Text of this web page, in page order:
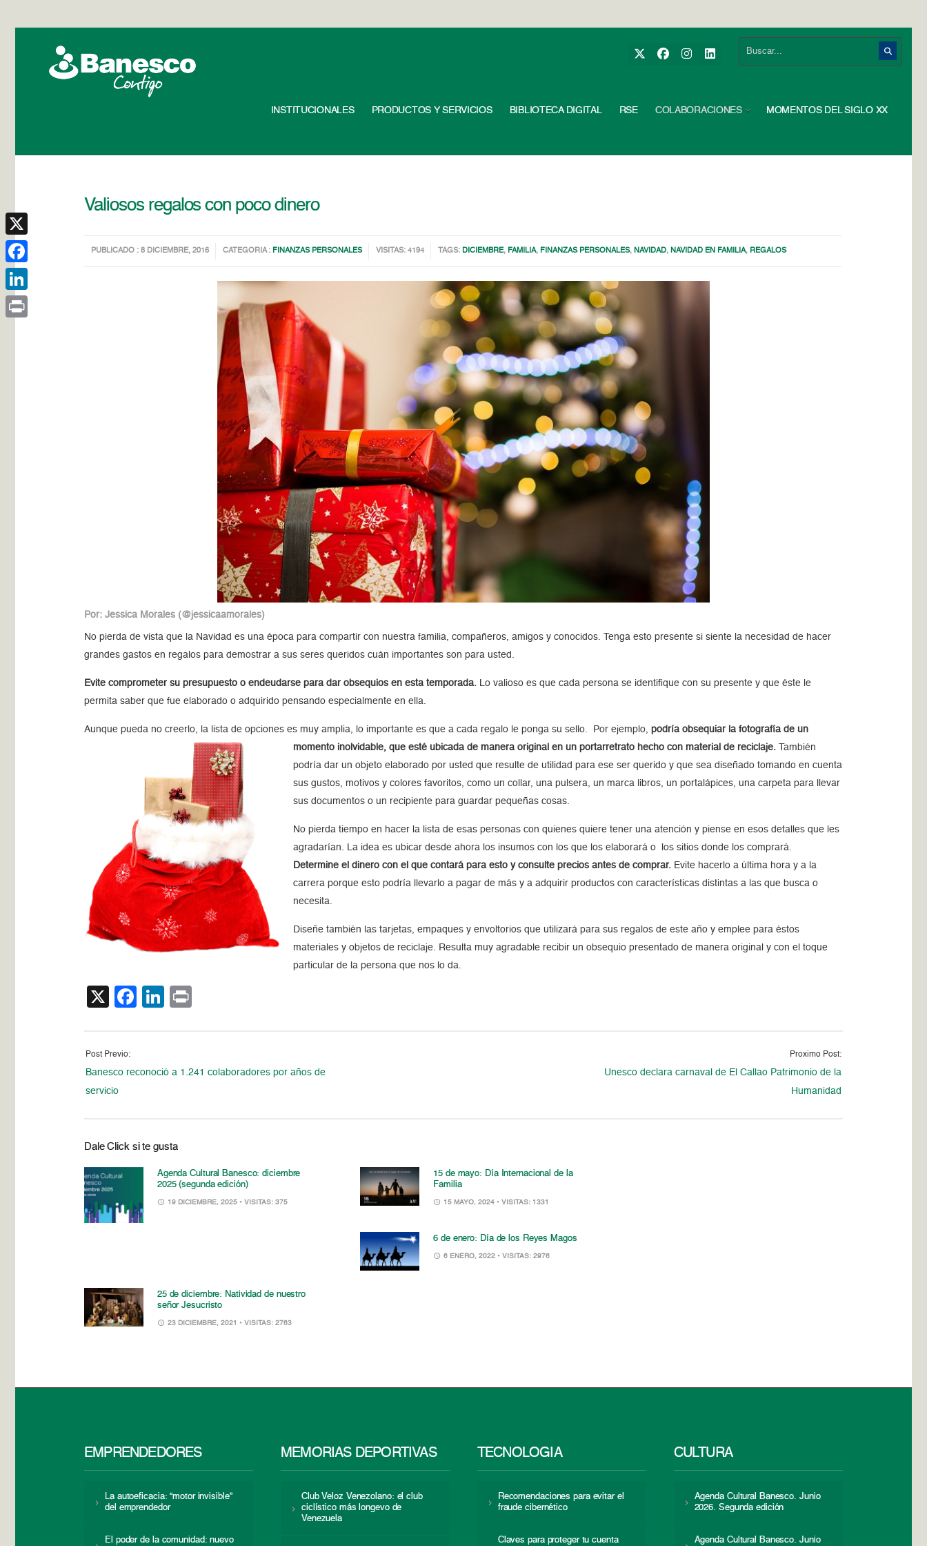
INSTITUCIONALES PRODUCTOS Y SERVICIOS BIBLIOTECA DIGITAL RSE COLABORACIONES MOMENTOS DEL SIGLO XX
Valiosos regalos con poco dinero
PUBLICADO : 8 DICIEMBRE, 2016 CATEGORIA : FINANZAS PERSONALES VISITAS: 4194 TAGS: DICIEMBRE, FAMILIA, FINANZAS PERSONALES, NAVIDAD, NAVIDAD EN FAMILIA, REGALOS
Por: Jessica Morales (@jessicaamorales)
No pierda de vista que la Navidad es una época para compartir con nuestra familia, compañeros, amigos y conocidos. Tenga esto presente si siente la necesidad de hacer
grandes gastos en regalos para demostrar a sus seres queridos cuán importantes son para usted.
Evite comprometer su presupuesto o endeudarse para dar obsequios en esta temporada. Lo valioso es que cada persona se identifique con su presente y que éste le
permita saber que fue elaborado o adquirido pensando especialmente en ella.
Aunque pueda no creerlo, la lista de opciones es muy amplia, lo importante es que a cada regalo le ponga su sello. Por ejemplo,podría obsequiar la fotografía de un
momento inolvidable, que esté ubicada de manera original en un portarretrato hecho con material de reciclaje. También
podría dar un objeto elaborado por usted que resulte de utilidad para ese ser querido y que sea diseñado tomando en cuenta
sus gustos, motivos y colores favoritos, como un collar, una pulsera, un marca libros, un portalápices, una carpeta para llevar
sus documentos o un recipiente para guardar pequeñas cosas.
No pierda tiempo en hacer la lista de esas personas con quienes quiere tener una atención y piense en esos detalles que les
agradarían. La idea es ubicar desde ahora los insumos con los que los elaborará o los sitios donde los comprará.
Determine el dinero con el que contará para esto y consulte precios antes de comprar. Evite hacerlo a última hora y a la
carrera porque esto podría llevarlo a pagar de más y a adquirir productos con características distintas a las que busca o
necesita.
Diseñe también las tarjetas, empaques y envoltorios que utilizará para sus regalos de este año y emplee para éstos
materiales y objetos de reciclaje. Resulta muy agradable recibir un obsequio presentado de manera original y con el toque
particular de la persona que nos lo da.
X Facebook
LinkedIn
Post Previo:
Banesco reconoció a 1.241 colaboradores por años de
servicio
Proximo Post:
Unesco declara carnaval de El Callao Patrimonio de la
Humanidad
Dale Click si te gusta
Agenda Cultural Banesco: diciembre
2025 (segunda edición)
19 DICIEMBRE, 2025 • VISITAS: 375
15 de mayo: Día Internacional de la
Familia
15 MAYO, 2024 • VISITAS: 1331
6 de enero: Día de los Reyes Magos
6 ENERO, 2022 • VISITAS: 2976
25 de diciembre: Natividad de nuestro
señor Jesucristo
23 DICIEMBRE, 2021 • VISITAS: 2763
EMPRENDEDORES
La autoeficacia: “motor invisible”
del emprendedor
El poder de la comunidad: nuevo
MEMORIAS DEPORTIVAS
Club Veloz Venezolano: el club
ciclístico más longevo de
Venezuela
TECNOLOGÍA
Recomendaciones para evitar el
fraude cibernético
Claves para proteger tu cuenta
CULTURA
Agenda Cultural Banesco. Junio
2026. Segunda edición
Agenda Cultural Banesco. Junio
X
Facebook
LinkedIn